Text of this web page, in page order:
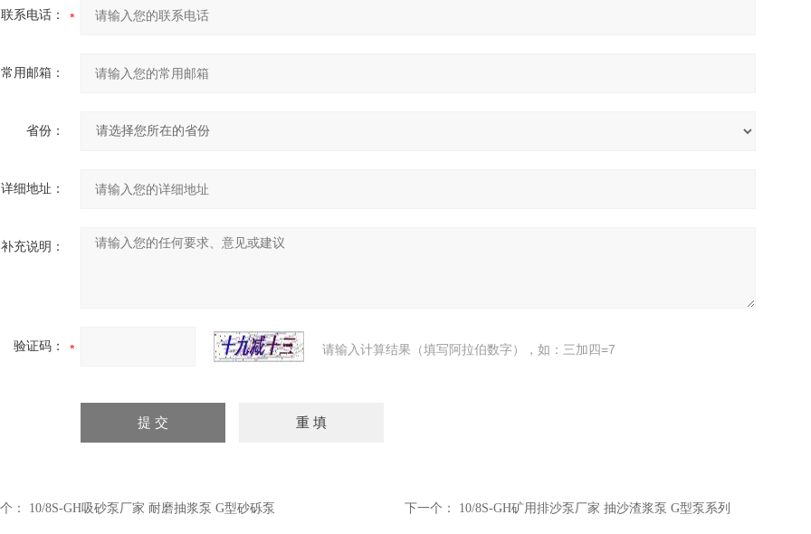
联系电话：
常用邮箱：
省份：
详细地址：
补充说明：
验证码： 请输入计算结果（填写阿拉伯数字），如：三加四=7
： 10/8S-GH吸砂泵厂家 耐磨抽浆泵 G型砂砾泵 下一个： 10/8S-GH矿用排沙泵厂家 抽沙渣浆泵 G型泵系列